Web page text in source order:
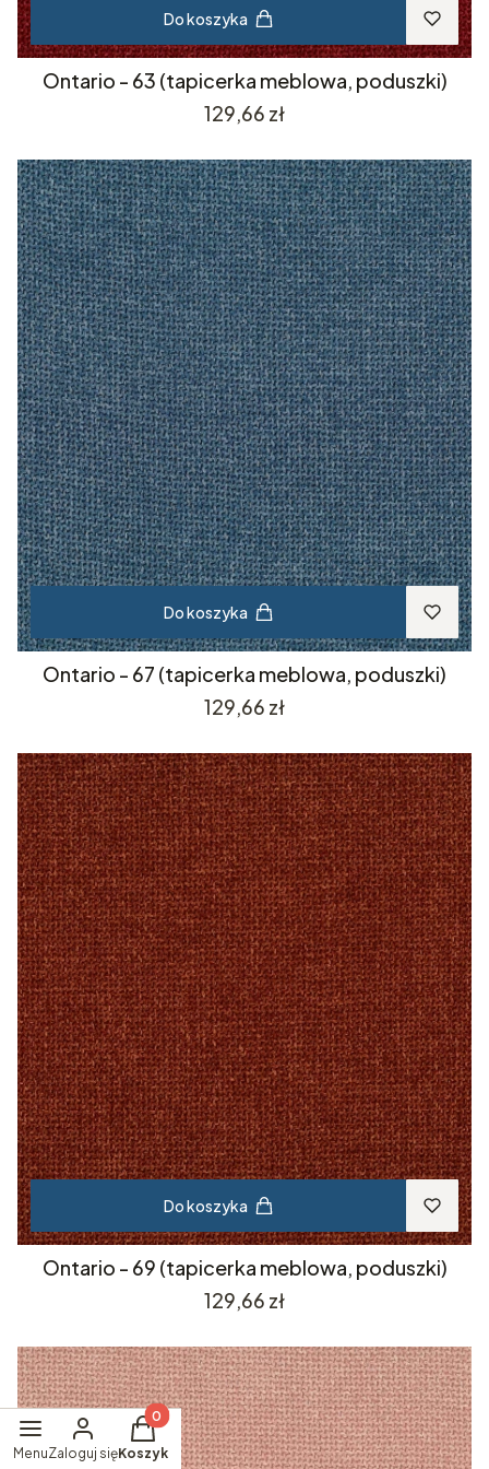
Do koszyka
Ontario - 63 (tapicerka meblowa, poduszki)
Cena
129,66 zł
Do koszyka
Ontario - 67 (tapicerka meblowa, poduszki)
Cena
129,66 zł
Do koszyka
Ontario - 69 (tapicerka meblowa, poduszki)
Cena
129,66 zł
MenuZaloguj się
Produkty w koszyku: 0. Zobacz szczegóły
Koszyk